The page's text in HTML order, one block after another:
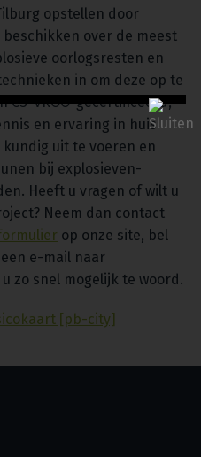
opstellen door
beschikken over de meest
oorlogsresten en
in om deze op te
CS-VROO-gecertificeerd,
en ervaring in huis
uit te voeren en
bij explosieven-
Heeft u vragen of wilt u
Neem dan contact
op onze site, bel
e-mail naar
u zo snel mogelijk te woord.